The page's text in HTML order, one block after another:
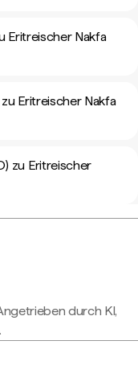
Eritreischer Nakfa
Eritreischer Nakfa
zu Eritreischer
durch KI,